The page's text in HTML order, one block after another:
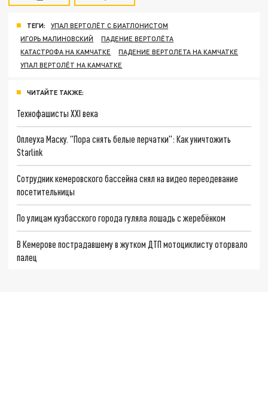
ТЕГИ:
УПАЛ ВЕРТОЛЁТ С БИАТЛОНИСТОМ
ИГОРЬ МАЛИНОВСКИЙ
ПАДЕНИЕ ВЕРТОЛЁТА
КАТАСТРОФА НА КАМЧАТКЕ
ПАДЕНИЕ ВЕРТОЛЕТА НА КАМЧАТКЕ
УПАЛ ВЕРТОЛЁТ НА КАМЧАТКЕ
ЧИТАЙТЕ ТАКЖЕ:
Технофашисты XXI века
Оплеуха Маску. "Пора снять белые перчатки": Как уничтожить
Starlink
Сотрудник кемеровского бассейна снял на видео переодевание
посетительницы
По улицам кузбасского города гуляла лошадь с жеребёнком
В Кемерове пострадавшему в жутком ДТП мотоциклисту оторвало
палец